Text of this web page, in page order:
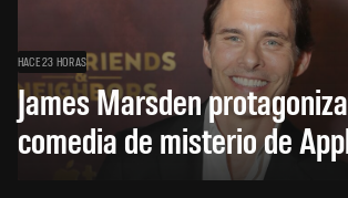
HACE 23 HORAS
James Marsden
comedia de misterio de